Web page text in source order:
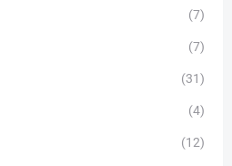
(7)
(7)
(31)
(4)
(12)